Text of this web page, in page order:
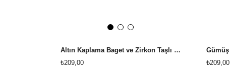
Altın Kaplama Baget ve Zirkon Taşlı Tamtur Ayarlanabilir Yüzük
₺209,00
₺209,00